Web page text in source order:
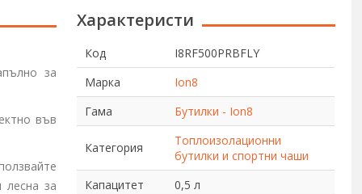
за
във
лесна за
Характеристи
Код
I8RF500PRBFLY
Марка
Ion8
Гама
Бутилки - Ion8
Категория
Топлоизолационни
бутилки и спортни чаши
Капацитет
0,5 л